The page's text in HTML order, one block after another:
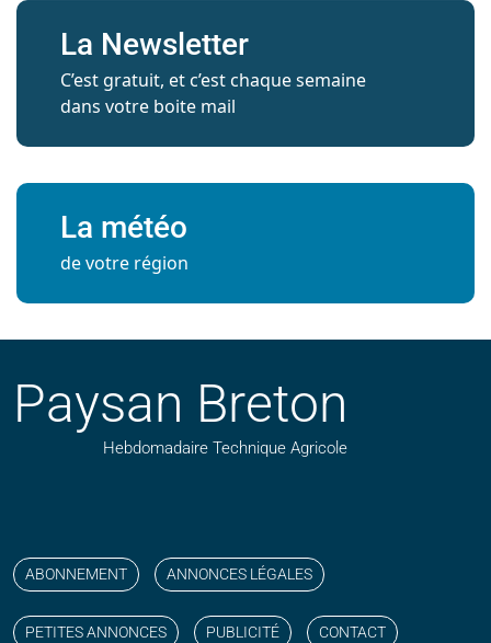
La Newsletter
C’est gratuit, et c’est chaque semaine
dans votre boite mail
La météo
de votre région
Paysan Breton
Hebdomadaire Technique Agricole
ABONNEMENT ANNONCES LÉGALES
PETITES ANNONCES PUBLICITÉ CONTACT